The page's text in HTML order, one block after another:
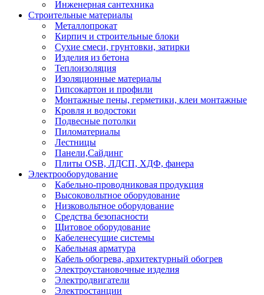
Инженерная сантехника
Строительные материалы
Металлопрокат
Кирпич и строительные блоки
Сухие смеси, грунтовки, затирки
Изделия из бетона
Теплоизоляция
Изоляционные материалы
Гипсокартон и профили
Монтажные пены, герметики, клеи монтажные
Кровля и водостоки
Подвесные потолки
Пиломатериалы
Лестницы
Панели,Сайдинг
Плиты OSB, ЛДСП, ХДФ, фанера
Электрооборудование
Кабельно-проводниковая продукция
Высоковольтное оборудование
Низковольтное оборудование
Средства безопасности
Щитовое оборудование
Кабеленесущие системы
Кабельная арматура
Кабель обогрева, архитектурный обогрев
Электроустановочные изделия
Электродвигатели
Электростанции